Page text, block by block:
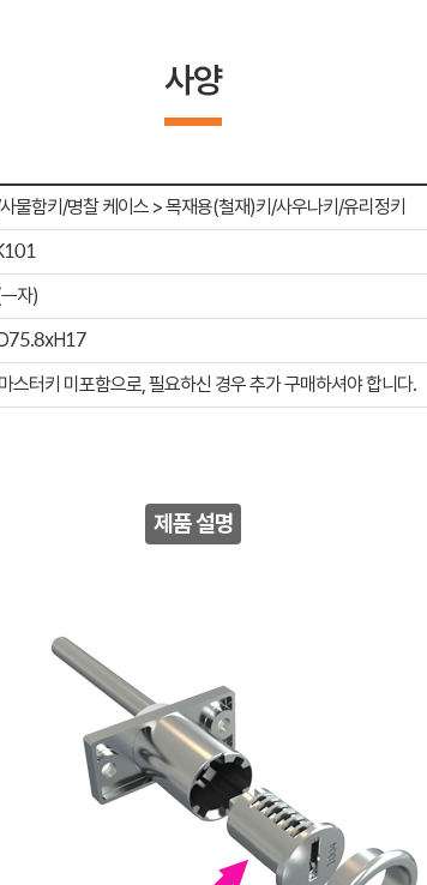
사양
물함키/명찰 케이스 > 목재용(철재)키/사우나키/유리정키
자)
스터키 미포함으로, 필요하신 경우 추가 구매하셔야 합니다.
제품 설명